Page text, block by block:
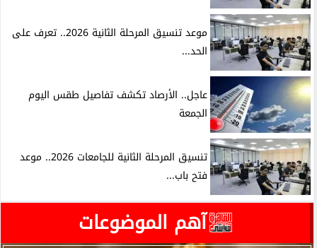
موعد تنسيق المرحلة الثانية 2026.. تعرف على
الحد...
عاجل.. الأرصاد تكشف تفاصيل طقس اليوم
الجمعة
تنسيق المرحلة الثانية للجامعات 2026.. موعد
فتح باب...
آهم الموضوعات